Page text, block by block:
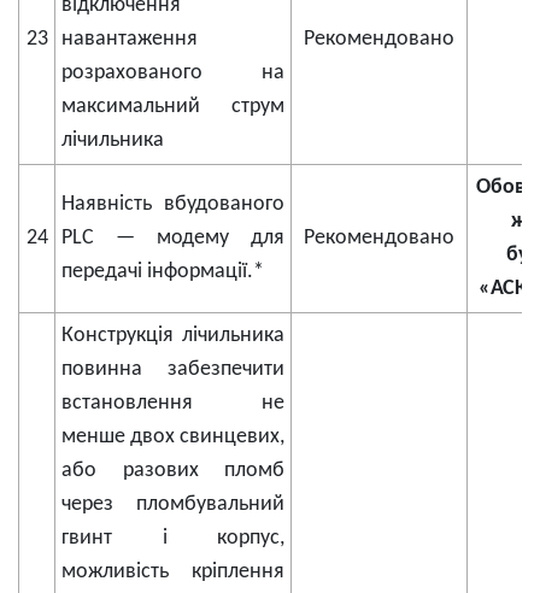
23
відключення
навантаження
розрахованого на
максимальний струм
лічильника
Рекомендовано
24
Наявність вбудованого
РLС — модему для
передачі інформації.*
Рекомендовано
Конструкція лічильника
повинна забезпечити
встановлення не
менше двох свинцевих,
або разових пломб
через пломбувальний
гвинт і корпус,
можливість кріплення